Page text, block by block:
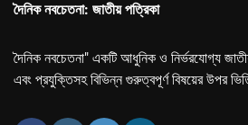
দৈনিক নবচেতনা: জাতীয় পত্রিকা
দৈনিক নবচেতনা" একটি আধুনিক ও নির্ভরযোগ্য
এবং প্রযুক্তিসহ বিভিন্ন গুরুত্বপূর্ণ বিষয়ের উপর